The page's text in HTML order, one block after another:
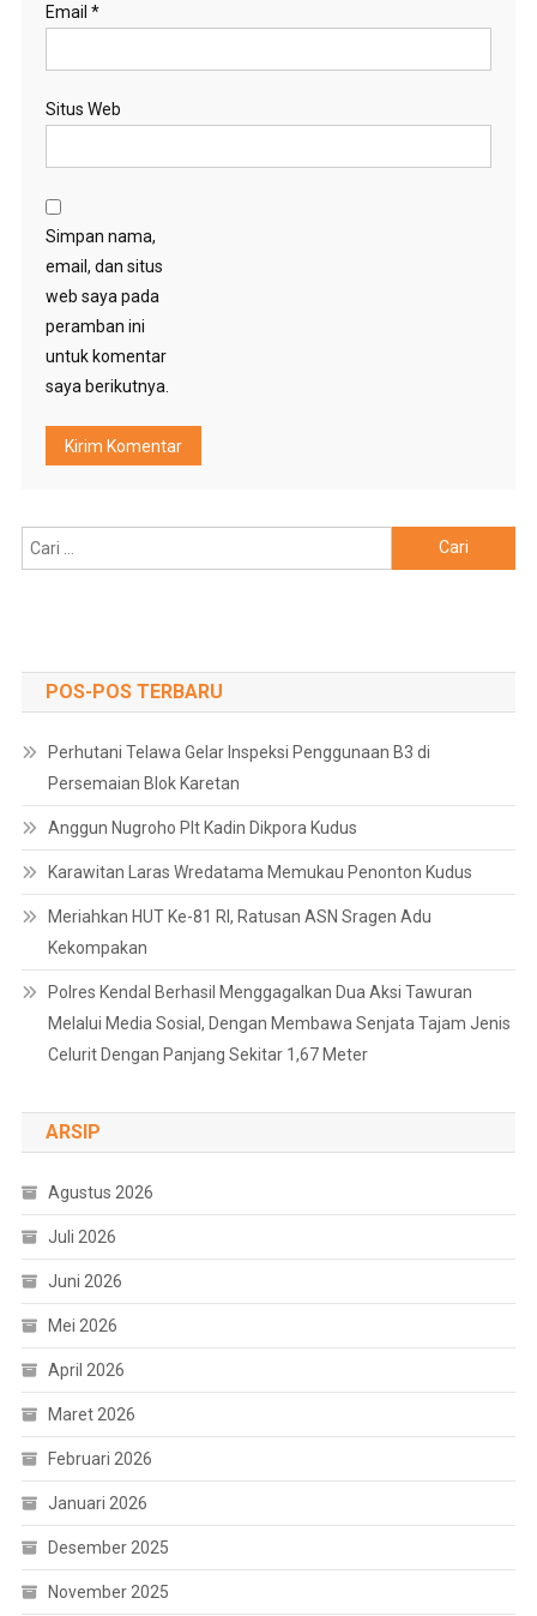
Email *
Situs Web
Simpan nama,
email, dan situs
web saya pada
peramban ini
untuk komentar
saya berikutnya.
untuk:
POS-POS TERBARU
Perhutani Telawa Gelar Inspeksi Penggunaan B3 di
Persemaian Blok Karetan
Anggun Nugroho Plt Kadin Dikpora Kudus
Karawitan Laras Wredatama Memukau Penonton Kudus
Meriahkan HUT Ke-81 RI, Ratusan ASN Sragen Adu
Kekompakan
Polres Kendal Berhasil Menggagalkan Dua Aksi Tawuran
Melalui Media Sosial, Dengan Membawa Senjata Tajam Jenis
Celurit Dengan Panjang Sekitar 1,67 Meter
ARSIP
Agustus 2026
Juli 2026
Juni 2026
Mei 2026
April 2026
Maret 2026
Februari 2026
Januari 2026
Desember 2025
November 2025